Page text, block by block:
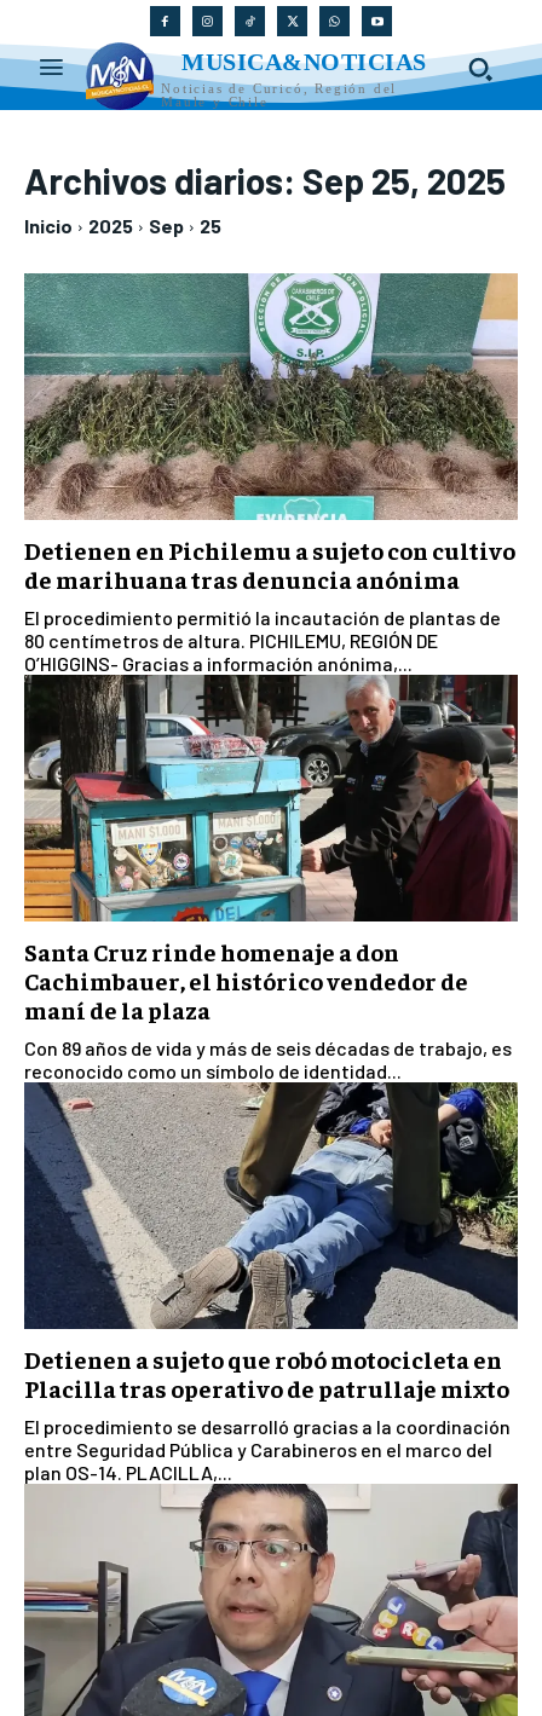
MUSICA&NOTICIAS
Noticias de Curicó, Región del
Maule y Chile
Archivos diarios: Sep 25, 2025
Inicio 2025 Sep 25
Detienen en Pichilemu a sujeto con cultivo
de marihuana tras denuncia anónima
El procedimiento permitió la incautación de plantas de
80 centímetros de altura. PICHILEMU, REGIÓN DE
O’HIGGINS- Gracias a información anónima,...
Santa Cruz rinde homenaje a don
Cachimbauer, el histórico vendedor de
maní de la plaza
Con 89 años de vida y más de seis décadas de trabajo, es
reconocido como un símbolo de identidad...
Detienen a sujeto que robó motocicleta en
Placilla tras operativo de patrullaje mixto
El procedimiento se desarrolló gracias a la coordinación
entre Seguridad Pública y Carabineros en el marco del
plan OS-14. PLACILLA,...